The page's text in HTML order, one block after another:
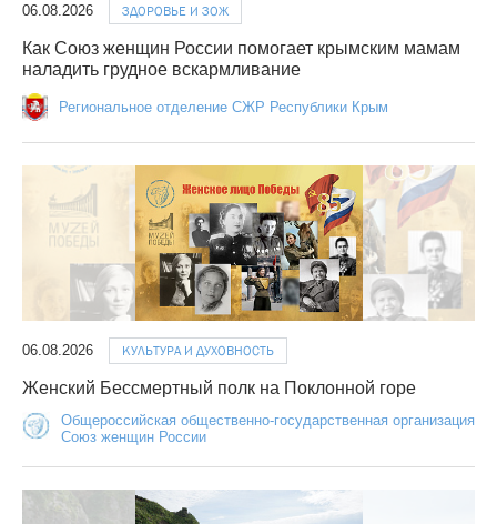
06.08.2026 ЗДОРОВЬЕ И ЗОЖ
Как Союз женщин России помогает крымским мамам
наладить грудное вскармливание
Региональное отделение СЖР Республики Крым
06.08.2026 КУЛЬТУРА И ДУХОВНОСТЬ
Женский Бессмертный полк на Поклонной горе
Общероссийская общественно-государственная организация
Союз женщин России